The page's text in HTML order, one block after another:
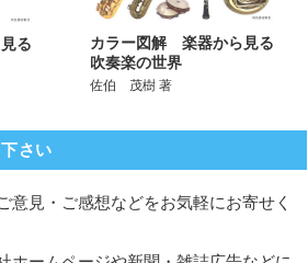
る
カラー図解 楽器から見る
吹奏楽の世界
佐伯 茂樹 著
さい
意見・ご感想などをお気軽にお寄せく